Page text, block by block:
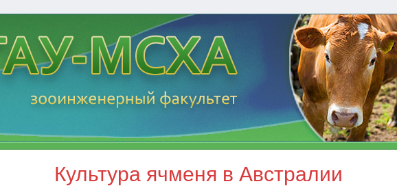
Культура ячменя в Австралии